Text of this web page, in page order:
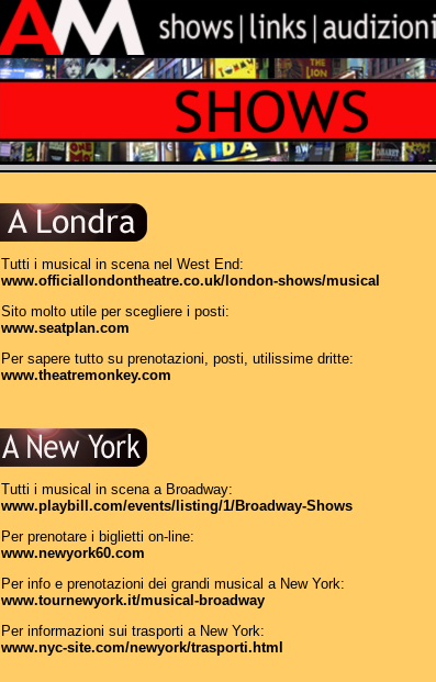
Tutti i musical in scena nel West End:
www.officiallondontheatre.co.uk/london-shows/musical
Sito molto utile per scegliere i posti:
www.seatplan.com
Per sapere tutto su prenotazioni, posti, utilissime dritte:
www.theatremonkey.com
Tutti i musical in scena a Broadway:
www.playbill.com/events/listing/1/Broadway-Shows
Per prenotare i biglietti on-line:
www.newyork60.com
Per info e prenotazioni dei grandi musical a New York:
www.tournewyork.it/musical-broadway
Per informazioni sui trasporti a New York:
www.nyc-site.com/newyork/trasporti.html